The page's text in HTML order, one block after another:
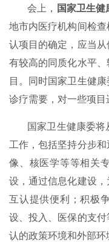
会上， 国家卫生
地市内医疗机构间检
认项目的确定，应当
有较高的同质化水平
目。同时国家卫生健
诊疗需要，对一些项目
国家卫生健康委
工作，包括坚持分步
像、核医学等等相关
设，通过信息化建设
互认提供便利；积极
设、投入、医保的支
认的政策环境和外部环